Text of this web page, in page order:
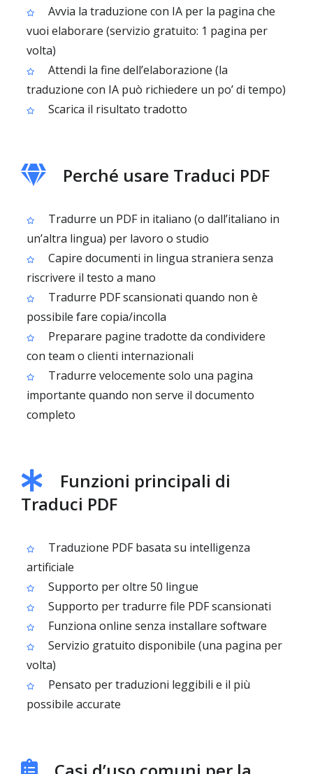
Avvia la traduzione con IA per la pagina che
vuoi elaborare (servizio gratuito: 1 pagina per
volta)
Attendi la fine dell’elaborazione (la
traduzione con IA può richiedere un po’ di tempo)
Scarica il risultato tradotto
Perché usare Traduci PDF
Tradurre un PDF in italiano (o dall’italiano in
un’altra lingua) per lavoro o studio
Capire documenti in lingua straniera senza
riscrivere il testo a mano
Tradurre PDF scansionati quando non è
possibile fare copia/incolla
Preparare pagine tradotte da condividere
con team o clienti internazionali
Tradurre velocemente solo una pagina
importante quando non serve il documento
completo
Funzioni principali di
Traduci PDF
Traduzione PDF basata su intelligenza
artificiale
Supporto per oltre 50 lingue
Supporto per tradurre file PDF scansionati
Funziona online senza installare software
Servizio gratuito disponibile (una pagina per
volta)
Pensato per traduzioni leggibili e il più
possibile accurate